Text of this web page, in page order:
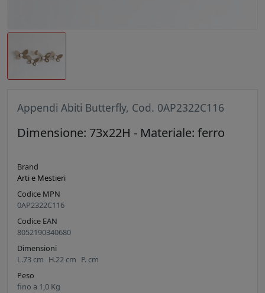
Appendi Abiti Butterfly, Cod. 0AP2322C116
Dimensione: 73x22H - Materiale: ferro
Brand
Arti e Mestieri
Codice MPN
0AP2322C116
Codice EAN
8052190340680
Dimensioni
L.73 cm H.22 cm P. cm
Peso
fino a 1,0 Kg